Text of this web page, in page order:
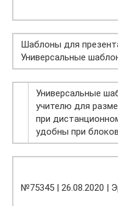
Шаблоны для
Универсальные
Универсальные
учителю для
при
удобны при
№75345 | 26.08.2020 |